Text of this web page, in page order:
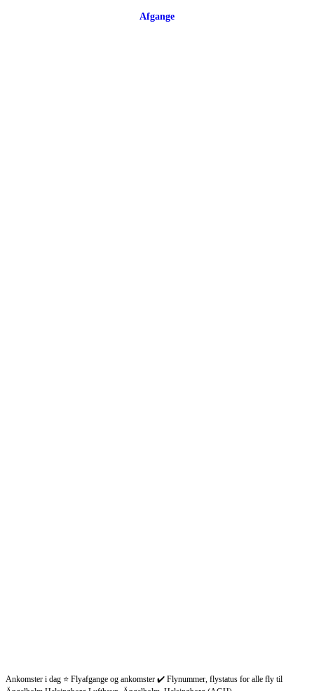
Afgange
Ankomster i dag ⭐ Flyafgange og ankomster ✔️ Flynummer, flystatus for alle fly til